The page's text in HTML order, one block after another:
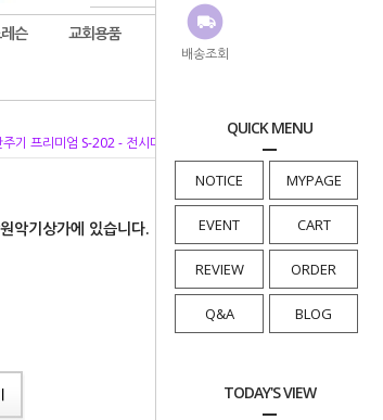
배송조회
QUICK MENU
NOTICE MYPAGE
EVENT CART
REVIEW ORDER
Q&A BLOG
TODAY'S VIEW
슨 교회용품 앰프시스템
기 프리미엄 S-202 - 전시매장은 낙원악기상가에 있습니다.
악기상가에 있습니다.